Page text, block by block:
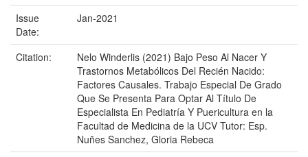
Issue
Date:
Jan-2021
Citation:
Nelo Winderlis (2021) Bajo Peso Al Nacer Y
Trastornos Metabólicos Del Recién Nacido:
Factores Causales. Trabajo Especial De Grado
Que Se Presenta Para Optar Al Título De
Especialista En Pediatría Y Puericultura en la
Facultad de Medicina de la UCV Tutor: Esp.
Nuñes Sanchez, Gloria Rebeca